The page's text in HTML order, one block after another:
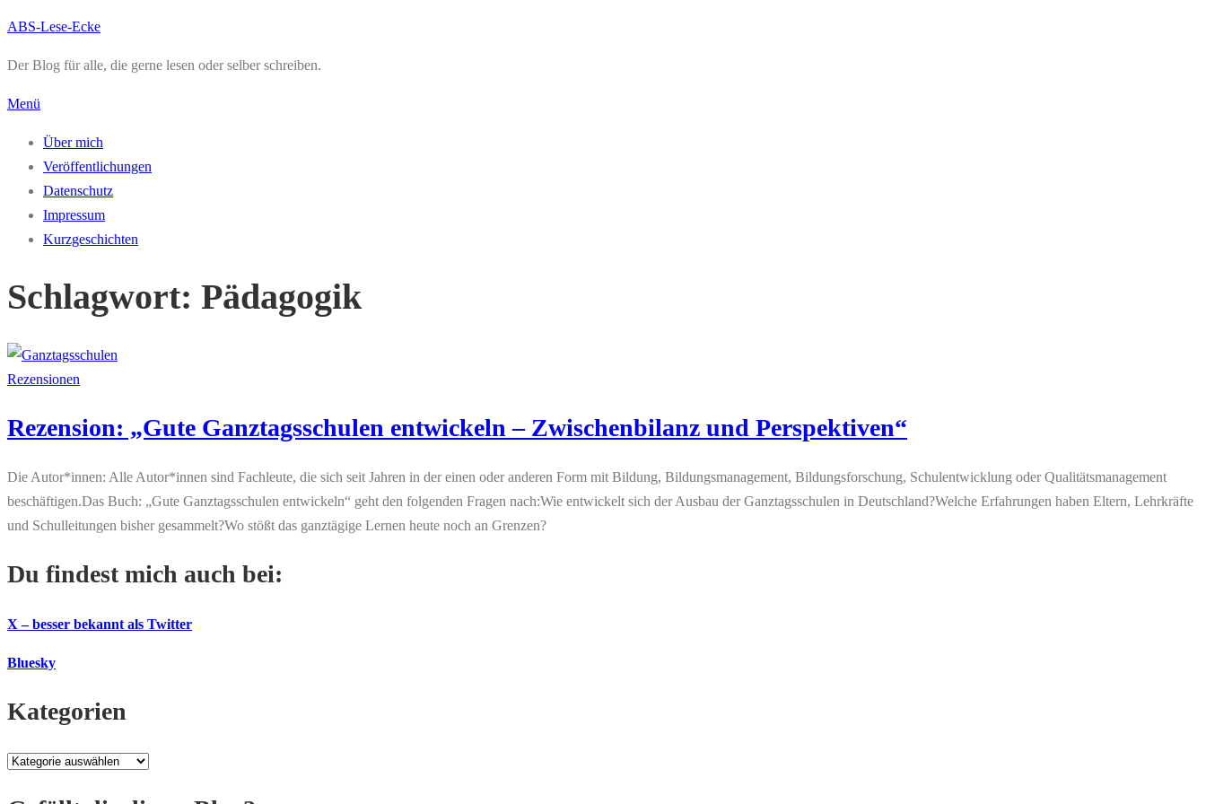
Zum
springen
ABS-Lese-Ecke
Der Blog für alle, die gerne lesen oder selber schreiben.
Menü
Über mich
Veröffentlichungen
Datenschutz
Impressum
Kurzgeschichten
Schlagwort: Pädagogik
Rezensionen
Rezension: „Gute Ganztagsschulen entwickeln – Zwischenbilanz und Perspektiven“
Die Autor*innen: Alle Autor*innen sind Fachleute, die sich seit Jahren in der einen oder anderen Form mit Bildung, Bildungsmanagement, Bildungsforschung, Schulentwicklung oder Qualitätsmanagement
beschäftigen.Das Buch: „Gute Ganztagsschulen entwickeln“ geht den folgenden Fragen nach:Wie entwickelt sich der Ausbau der Ganztagsschulen in Deutschland?Welche Erfahrungen haben Eltern, Lehrkräfte
und Schulleitungen bisher gesammelt?Wo stößt das ganztägige Lernen heute noch an Grenzen?
Du findest mich auch bei:
X – besser bekannt als Twitter
Bluesky
Kategorien
Kategorien